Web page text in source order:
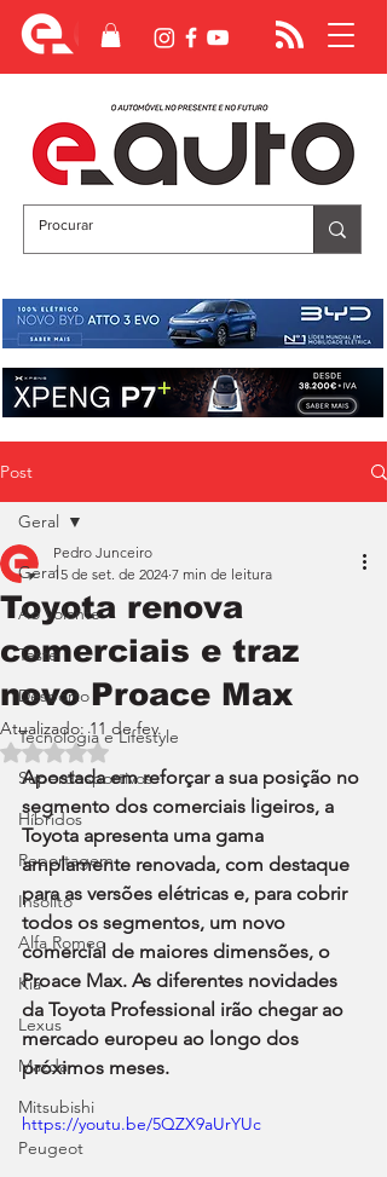
Post
Geral
Ao Volante
Teste
Desporto
Tecnologia e Lifestyle
Superdesportivos
Híbridos
Reportagem
Insólito
Alfa Romeo
Kia
Lexus
Mazda
Mitsubishi
Peugeot
Geral
Toyota renova
comerciais e traz
novo Proace Max
Pedro Junceiro
15 de set. de 2024 7 min de leitura
Atualizado:11 de fev.
Avaliado com NaN de 5 estrelas.
Apostada em reforçar a sua posição no
segmento dos comerciais ligeiros, a
Toyota apresenta uma gama
amplamente renovada, com destaque
para as versões elétricas e, para cobrir
todos os segmentos, um novo
comercial de maiores dimensões, o
Proace Max. As diferentes novidades
da Toyota Professional irão chegar ao
mercado europeu ao longo dos
próximos meses.
https://youtu.be/5QZX9aUrYUc